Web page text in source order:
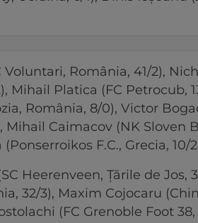
România, 41/2),
Mihail Platica (FC Petrocub,
România, 8/0), Victor
Mihail Caimacov (NK Sloven
F.C., Grecia, 10/
Heerenveen, Țările de Jos,
32/3), Maxim Cojocaru
(FC Grenoble Foot 38,